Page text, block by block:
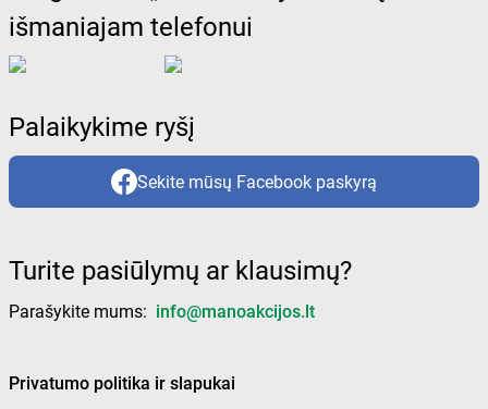
išmaniajam telefonui
Palaikykime ryšį
Sekite mūsų Facebook paskyrą
Turite pasiūlymų ar klausimų?
Parašykite mums: info@manoakcijos.lt
Privatumo politika ir slapukai